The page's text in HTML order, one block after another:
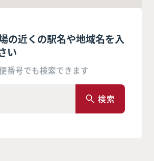
の近くの駅名や地域名を入
い
番号でも検索できます
検索